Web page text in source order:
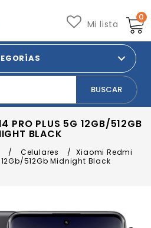
0
Mi lista
PRO PLUS 5G 12GB/512GB
BLACK
/ Celulares /
Xiaomi Redmi
12Gb/512Gb Midnight Black